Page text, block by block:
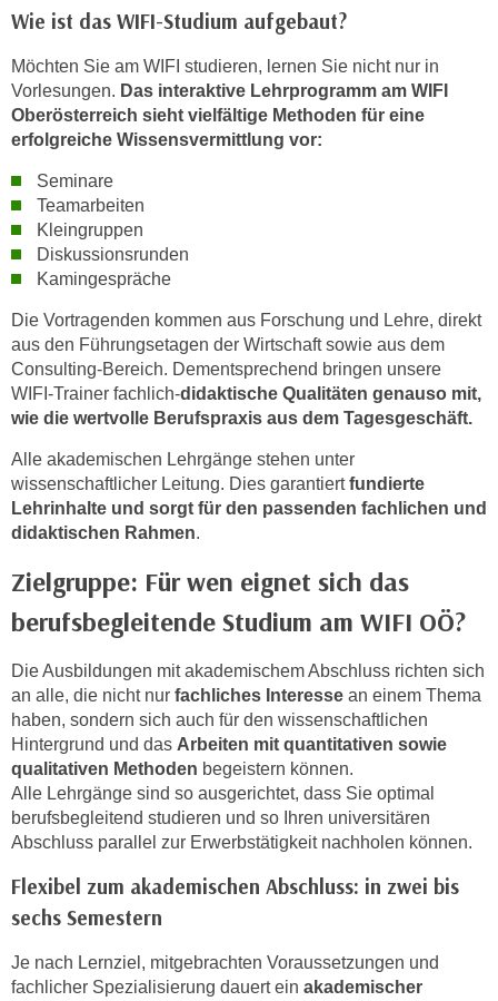
Wie ist das WIFI-Studium aufgebaut?
Möchten Sie am WIFI studieren, lernen Sie nicht nur in
Vorlesungen. Das interaktive Lehrprogramm am WIFI
Oberösterreich sieht vielfältige Methoden für eine
erfolgreiche Wissensvermittlung vor:
Seminare
Teamarbeiten
Kleingruppen
Diskussionsrunden
Kamingespräche
Die Vortragenden kommen aus Forschung und Lehre, direkt
aus den Führungsetagen der Wirtschaft sowie aus dem
Consulting-Bereich. Dementsprechend bringen unsere
WIFI-Trainer fachlich-didaktische Qualitäten genauso mit,
wie die wertvolle Berufspraxis aus dem Tagesgeschäft.
Alle akademischen Lehrgänge stehen unter
wissenschaftlicher Leitung. Dies garantiertfundierte
Lehrinhalte und sorgt für den passenden fachlichen und
didaktischen Rahmen.
Zielgruppe: Für wen eignet sich das
berufsbegleitende Studium am WIFI OÖ?
Die Ausbildungen mit akademischem Abschluss richten sich
an alle, die nicht nur fachliches Interesse an einem Thema
haben, sondern sich auch für den wissenschaftlichen
Hintergrund und das Arbeiten mit quantitativen sowie
qualitativen Methoden begeistern können.
Alle Lehrgänge sind so ausgerichtet, dass Sie optimal
berufsbegleitend studieren und so Ihren universitären
Abschluss parallel zur Erwerbstätigkeit nachholen können.
Flexibel zum akademischen Abschluss: in zwei bis
sechs Semestern
Je nach Lernziel, mitgebrachten Voraussetzungen und
fachlicher Spezialisierung dauert ein akademischer
w
e
i
m
I
p
r
e
s
u
m
.
K
i
c
k
e
n
a
u
f
A
l
l
a
k
e